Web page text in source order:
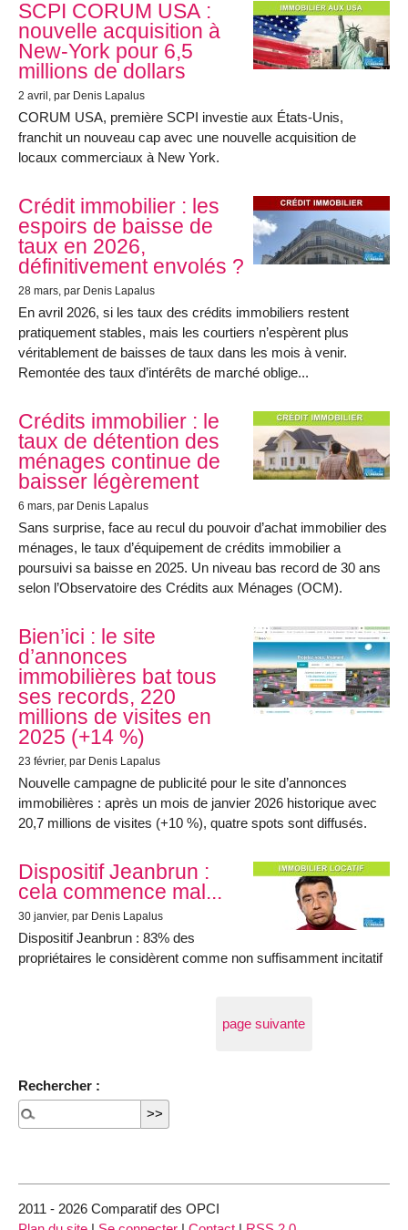
SCPI CORUM USA :
nouvelle acquisition à
New-York pour 6,5
millions de dollars
2 avril , par Denis Lapalus
CORUM USA, première SCPI investie aux États-Unis,
franchit un nouveau cap avec une nouvelle acquisition de
locaux commerciaux à New York.
Crédit immobilier : les
espoirs de baisse de
taux en 2026,
définitivement envolés ?
28 mars, par Denis Lapalus
En avril 2026, si les taux des crédits immobiliers restent
pratiquement stables, mais les courtiers n’espèrent plus
véritablement de baisses de taux dans les mois à venir.
Remontée des taux d’intérêts de marché oblige...
Crédits immobilier : le
taux de détention des
ménages continue de
baisser légèrement
6 mars, par Denis Lapalus
Sans surprise, face au recul du pouvoir d’achat immobilier des
ménages, le taux d’équipement de crédits immobilier a
poursuivi sa baisse en 2025. Un niveau bas record de 30 ans
selon l’Observatoire des Crédits aux Ménages (OCM).
Bien’ici : le site
d’annonces
immobilières bat tous
ses records, 220
millions de visites en
2025 (+14 %)
23 février, par Denis Lapalus
Nouvelle campagne de publicité pour le site d’annonces
immobilières : après un mois de janvier 2026 historique avec
20,7 millions de visites (+10 %), quatre spots sont diffusés.
Dispositif Jeanbrun :
cela commence mal...
30 janvier, par Denis Lapalus
Dispositif Jeanbrun : 83% des
propriétaires le considèrent comme non suffisamment incitatif
page suivante
Rechercher :
2011 - 2026 Comparatif des OPCI